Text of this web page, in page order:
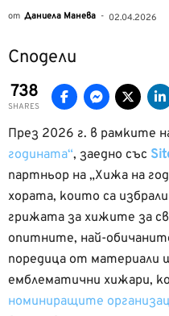
от Даниела Манева - 02.04.2026
Сподели
738
SHARES
През 2026 г. в рамките
годината“, заедно със
партньор на „Хижа на
хората, които са
грижата за хижите за
опитните, най-
поредица от материали
емблематични хижари,
номиниращите